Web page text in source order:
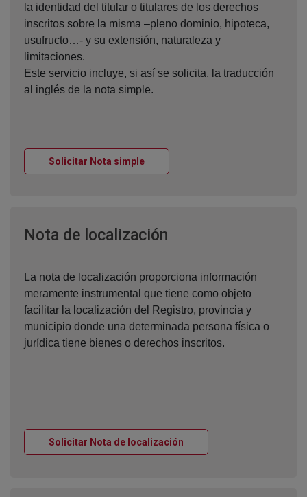
la identidad del titular o titulares de los derechos
inscritos sobre la misma –pleno dominio, hipoteca,
usufructo…- y su extensión, naturaleza y
limitaciones.
Este servicio incluye, si así se solicita, la traducción
al inglés de la nota simple.
Solicitar Nota simpleVentana nueva
Nota de localización
La nota de localización proporciona información
meramente instrumental que tiene como objeto
facilitar la localización del Registro, provincia y
municipio donde una determinada persona física o
jurídica tiene bienes o derechos inscritos.
Solicitar Nota de localización